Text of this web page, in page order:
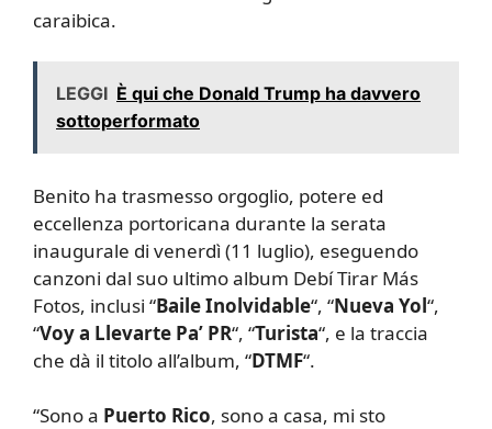
caraibica.
LEGGI È qui che Donald Trump ha davvero
sottoperformato
Benito ha trasmesso orgoglio, potere ed
eccellenza portoricana durante la serata
inaugurale di venerdì (11 luglio), eseguendo
canzoni dal suo ultimo album Debí Tirar Más
Fotos, inclusi “Baile Inolvidable“, “Nueva Yol“,
“Voy a Llevarte Pa’ PR“, “Turista“, e la traccia
che dà il titolo all’album, “DTMF“.
“Sono a Puerto Rico, sono a casa, mi sto